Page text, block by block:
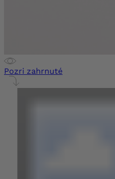
Pozri zahrnuté